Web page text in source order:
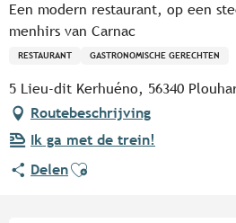
Een modern restaurant, op een
menhirs van Carnac
RESTAURANT GASTRONOMISCHE GERECHTEN
5 Lieu-dit Kerhuéno, 56340
Routebeschrijving
Ik ga met de trein!
DelenAjouter aux favoris